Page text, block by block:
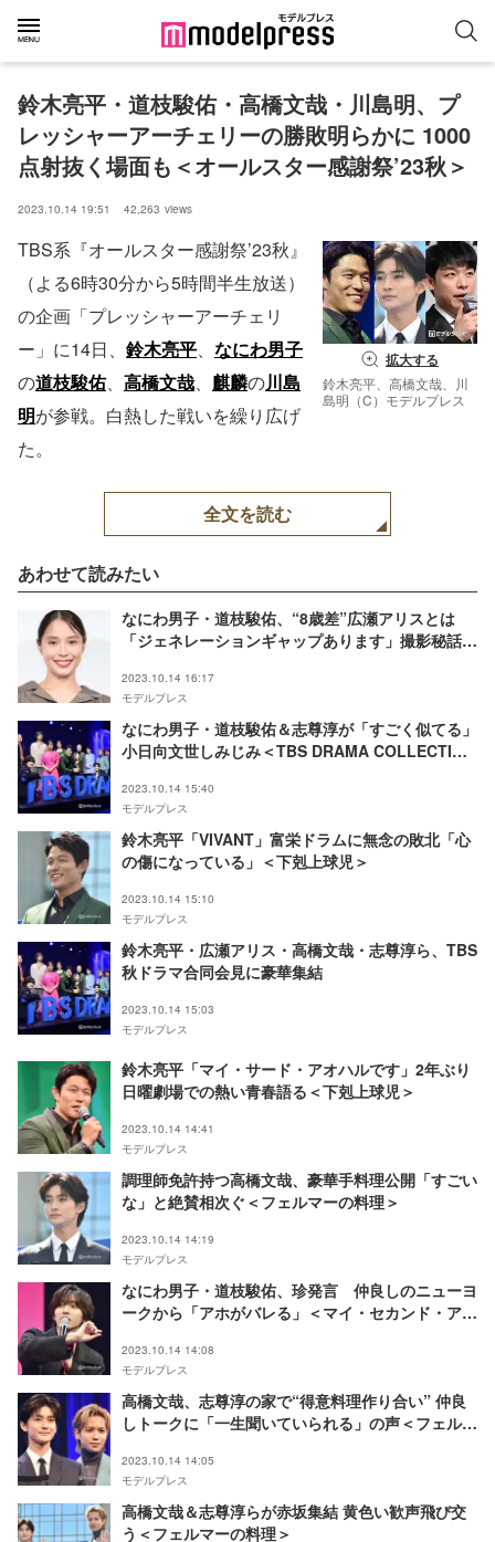
鈴木亮平・道枝駿佑・高橋文哉・川島明、プ
レッシャーアーチェリーの勝敗明らかに 1000
点射抜く場面も＜オールスター感謝祭’23秋＞
2023.10.14 19:51 42,263 views
拡大する
鈴木亮平、高橋文哉、川
島明（C）モデルプレス
TBS系『オールスター感謝祭’23秋』
（よる6時30分から5時間半生放送）
の企画「プレッシャーアーチェリ
ー」に14日、 鈴木亮平、 なにわ男子
の道枝駿佑、 高橋文哉、 麒麟の川島
明が参戦。白熱した戦いを繰り広げ
た。
全文を読む
あわせて読みたい
なにわ男子・道枝駿佑、“8歳差”広瀬アリスとは
「ジェネレーションギャップあります」撮影秘話語
2023.10.14 16:17
モデルプレス
なにわ男子・道枝駿佑＆志尊淳が「すごく似てる」
小日向文世しみじみ＜TBS DRAMA COLLECTION
2023.10.14 15:40
モデルプレス
鈴木亮平「VIVANT」富栄ドラムに無念の敗北「心
の傷になっている」＜下剋上球児＞
2023.10.14 15:10
モデルプレス
鈴木亮平・広瀬アリス・高橋文哉・志尊淳ら、TBS
秋ドラマ合同会見に豪華集結
2023.10.14 15:03
モデルプレス
鈴木亮平「マイ・サード・アオハルです」2年ぶり
日曜劇場での熱い青春語る＜下剋上球児＞
2023.10.14 14:41
モデルプレス
調理師免許持つ高橋文哉、豪華手料理公開「すごい
な」と絶賛相次ぐ＜フェルマーの料理＞
2023.10.14 14:19
モデルプレス
なにわ男子・道枝駿佑、珍発言 仲良しのニューヨ
ークから「アホがバレる」＜マイ・セカンド・アオ
2023.10.14 14:08
モデルプレス
高橋文哉、志尊淳の家で“得意料理作り合い” 仲良
しトークに「一生聞いていられる」の声＜フェルマ
2023.10.14 14:05
モデルプレス
高橋文哉＆志尊淳らが赤坂集結 黄色い歓声飛び交
う＜フェルマーの料理＞